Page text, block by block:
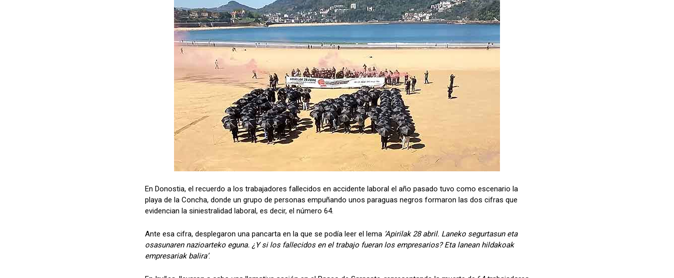
En Donostia, el recuerdo a los trabajadores fallecidos en accidente laboral el año pasado tuvo como escenario la
playa de la Concha, donde un grupo de personas empuñando unos paraguas negros formaron las dos cifras que
evidencian la siniestralidad laboral, es decir, el número 64.
Ante esa cifra, desplegaron una pancarta en la que se podía leer el lema ‘Apirilak 28 abril. Laneko segurtasun eta
osasunaren nazioarteko eguna. ¿Y si los fallecidos en el trabajo fueran los empresarios? Eta lanean hildakoak
empresariak balira’.